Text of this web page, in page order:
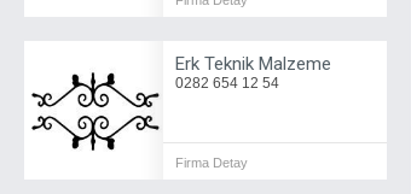
Erk Teknik Malzeme
0282 654 12 54
Firma Detay